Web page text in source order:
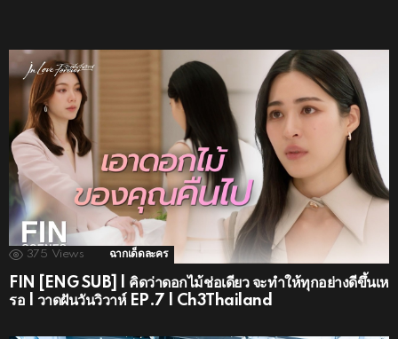
375 Views ฉากเด็ดละคร
FIN [ENG SUB] | คิดว่าดอกไม้ช่อเดียว จะทำให้ทุกอย่างดีขึ้นเห
รอ | วาดฝันวันวิวาห์ EP.7 | Ch3Thailand